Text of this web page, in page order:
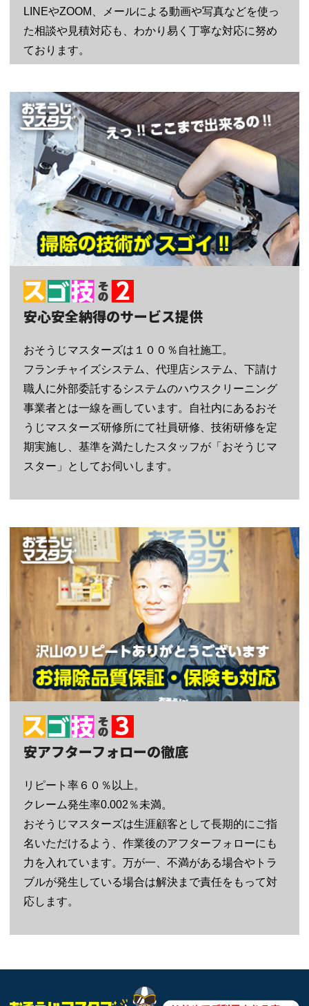
LINEやZOOM、メールによる動画や写真などを使っ
た相談や見積対応も、わかり易く丁寧な対応に努め
ております。
安心安全納得のサービス提供
おそうじマスターズは１００％自社施工。
フランチャイズシステム、代理店システム、下請け
職人に外部委託するシステムのハウスクリーニング
事業者とは一線を画しています。自社内にあるおそ
うじマスターズ研修所にて社員研修、技術研修を定
期実施し、基準を満たしたスタッフが「おそうじマ
スター」としてお伺いします。
安アフターフォローの徹底
リピート率６０％以上。
クレーム発生率0.002％未満。
おそうじマスターズは生涯顧客として長期的にご指
名いただけるよう、作業後のアフターフォローにも
力を入れています。万が一、不満がある場合やトラ
ブルが発生している場合は解決まで責任をもって対
応します。